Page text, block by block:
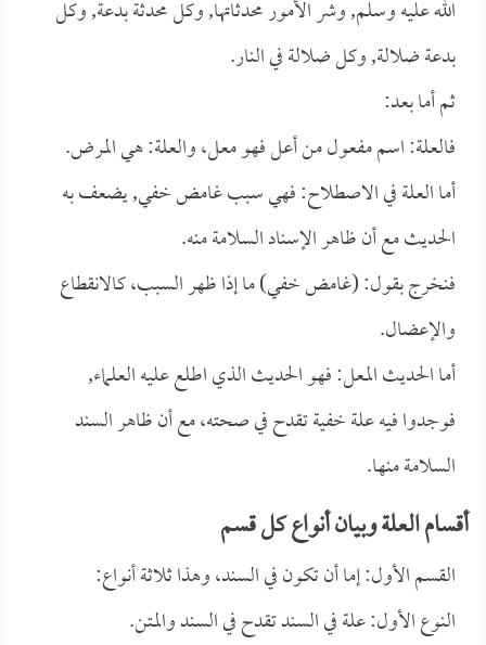
الله عليه وسلم, وشر الأمور محدثاتها, وكل محدثة بدعة, وكل
بدعة ضلالة, وكل ضلالة في النار.
ثم أما بعد:
فالعلة: اسم مفعول من أعل فهو معل، والعلة: هي المرض.
أما العلة في الاصطلاح: فهي سبب غامض خفي, يضعف به
الحديث مع أن ظاهر الإسناد السلامة منه.
فنخرج بقول: (غامض خفي) ما إذا ظهر السبب، كالانقطاع
والإعضال.
أما الحديث المعل: فهو الحديث الذي اطلع عليه العلماء,
فوجدوا فيه علة خفية تقدح في صحته، مع أن ظاهر السند
السلامة منها.
أقسام العلة وبيان أنواع كل قسم
القسم الأول: إما أن تكون في السند، وهذا ثلاثة أنواع:
النوع الأول: علة في السند تقدح في السند والمتن.